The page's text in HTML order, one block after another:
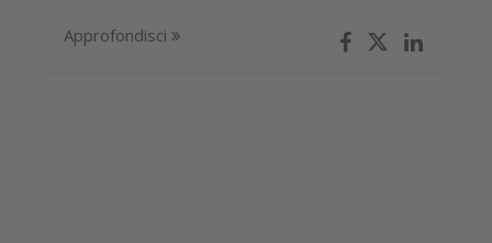
Approfondisci